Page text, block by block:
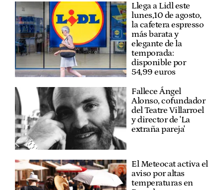
Llega a Lidl este
lunes,10 de agosto,
la cafetera espresso
más barata y
elegante de la
temporada:
disponible por
54,99 euros
Fallece Ángel
Alonso, cofundador
del Teatre Villarroel
y director de 'La
extraña pareja'
El Meteocat activa el
aviso por altas
temperaturas en